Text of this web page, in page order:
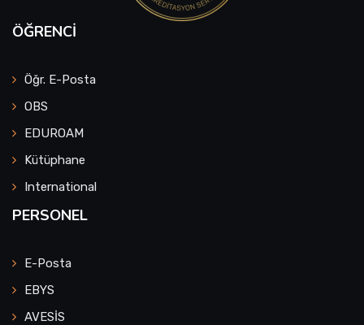
ÖĞRENCI
Öğr. E-Posta
OBS
EDUROAM
Kütüphane
International
PERSONEL
E-Posta
EBYS
AVESİS